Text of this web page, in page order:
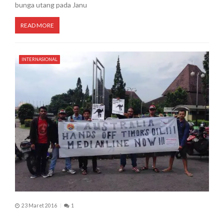
bunga utang pada Janu
READ MORE
INTERNASIONAL
23 Maret 2016 1